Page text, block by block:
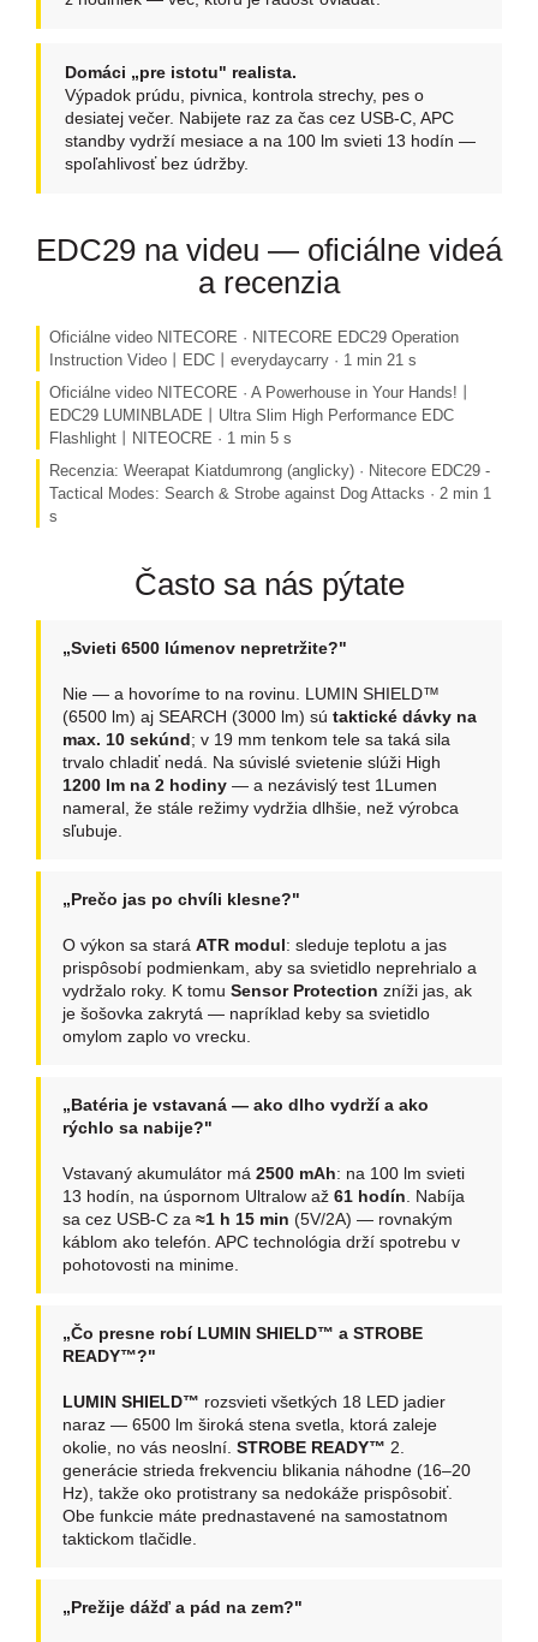
Domáci „pre istotu" realista.
Výpadok prúdu, pivnica, kontrola strechy, pes o
desiatej večer. Nabijete raz za čas cez USB-C, APC
standby vydrží mesiace a na 100 lm svieti 13 hodín —
spoľahlivosť bez údržby.
EDC29 na videu — oficiálne videá
a recenzia
Oficiálne video NITECORE · NITECORE EDC29 Operation
Instruction Video丨EDC丨everydaycarry · 1 min 21 s
Oficiálne video NITECORE · A Powerhouse in Your Hands!丨
EDC29 LUMINBLADE丨Ultra Slim High Performance EDC
Flashlight丨NITEOCRE · 1 min 5 s
Recenzia: Weerapat Kiatdumrong (anglicky) · Nitecore EDC29 -
Tactical Modes: Search & Strobe against Dog Attacks · 2 min 1
s
Často sa nás pýtate
„Svieti 6500 lúmenov nepretržite?"
Nie — a hovoríme to na rovinu. LUMIN SHIELD™
(6500 lm) aj SEARCH (3000 lm) sú taktické dávky na
max. 10 sekúnd; v 19 mm tenkom tele sa taká sila
trvalo chladiť nedá. Na súvislé svietenie slúži High
1200 lm na 2 hodiny — a nezávislý test 1Lumen
nameral, že stále režimy vydržia dlhšie, než výrobca
sľubuje.
„Prečo jas po chvíli klesne?"
O výkon sa stará ATR modul: sleduje teplotu a jas
prispôsobí podmienkam, aby sa svietidlo neprehrialo a
vydržalo roky. K tomu Sensor Protection zníži jas, ak
je šošovka zakrytá — napríklad keby sa svietidlo
omylom zaplo vo vrecku.
„Batéria je vstavaná — ako dlho vydrží a ako
rýchlo sa nabije?"
Vstavaný akumulátor má 2500 mAh: na 100 lm svieti
13 hodín, na úspornom Ultralow až 61 hodín . Nabíja
sa cez USB-C za ≈1 h 15 min (5V/2A) — rovnakým
káblom ako telefón. APC technológia drží spotrebu v
pohotovosti na minime.
„Čo presne robí LUMIN SHIELD™ a STROBE
READY™?"
LUMIN SHIELD™ rozsvieti všetkých 18 LED jadier
naraz — 6500 lm široká stena svetla, ktorá zaleje
okolie, no vás neoslní. STROBE READY™ 2.
generácie strieda frekvenciu blikania náhodne (16–20
Hz), takže oko protistrany sa nedokáže prispôsobiť.
Obe funkcie máte prednastavené na samostatnom
taktickom tlačidle.
„Prežije dážď a pád na zem?"